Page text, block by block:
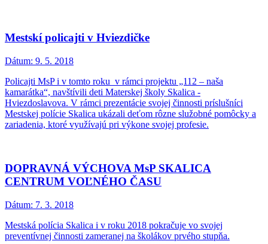
Mestskí policajti v Hviezdičke
Dátum: 9. 5. 2018
Policajti MsP i v tomto roku v rámci projektu „112 – naša
kamarátka“, navštívili deti Materskej školy Skalica -
Hviezdoslavova. V rámci prezentácie svojej činnosti príslušníci
Mestskej polície Skalica ukázali deťom rôzne služobné pomôcky a
zariadenia, ktoré využívajú pri výkone svojej profesie.
DOPRAVNÁ VÝCHOVA MsP SKALICA
CENTRUM VOĽNÉHO ČASU
Dátum: 7. 3. 2018
Mestská polícia Skalica i v roku 2018 pokračuje vo svojej
preventívnej činnosti zameranej na školákov prvého stupňa.